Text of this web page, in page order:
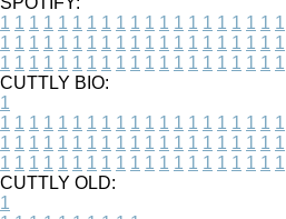
1 1 1 1 1 1 1 1 1 1 1 1 1 1 1 1 1 1 1 1
1 1 1 1 1 1 1 1 1 1 1 1 1 1 1 1 1 1 1 1
1 1 1 1 1 1 1 1 1 1 1 1 1 1 1 1 1 1 1 1
CUTTLY BIO:
1
1 1 1 1 1 1 1 1 1 1 1 1 1 1 1 1 1 1 1 1
1 1 1 1 1 1 1 1 1 1 1 1 1 1 1 1 1 1 1 1
1 1 1 1 1 1 1 1 1 1 1 1 1 1 1 1 1 1 1 1
CUTTLY OLD:
1